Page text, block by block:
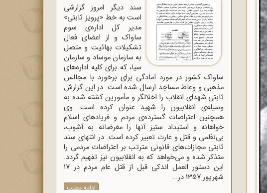
سند دیگر امروز گزارشی
است به خط «پرویز ثابتی»
مدیر کل اداره‌ی سوم
ساواک و از اعضای فعال
تشکیلات بهائیت و متصل
به سازمان موساد و سازمان
سیا، که برای کلیه اداره‌های
ساواک‌ کشور در مورد آمادگی برای برخورد با مجالس
مذهبی و وعاظ مساجد ارسال شده است. در این گزارش
ثابتی شهدای انقلاب را اخلالگر و مأمورین کشته شده به
وسیله‌ی انقلابیون را شهید عنوان کرده است. وی
همچنین اعتراضات گسترده‌ی مردم و فریادهای اسلام
خواهانه و استبداد ستیز آنها را مغرضانه به آشوب،
بی‌نظمی و قتل و غارت تعبیر کرده است. در انتهای سند
ثابتی مجازات‌های قانونی مترتب بر اعتراضات مردمی را
متذکر شده و می‌خواهد که به انقلابیون نیز تفهیم گردد.
این دستور العمل اندکی قبل از قتل عام مردم در 17
شهریور 1357 در...
ادامه مطلب